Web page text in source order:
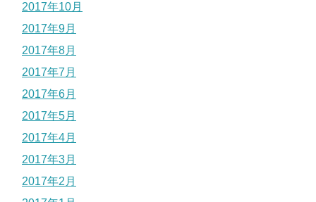
2017年10月
2017年9月
2017年8月
2017年7月
2017年6月
2017年5月
2017年4月
2017年3月
2017年2月